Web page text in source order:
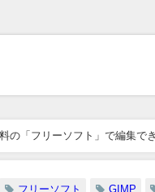
の「フリーソフト」で編集で
フリーソフト GIMP